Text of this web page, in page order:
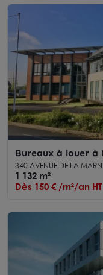
Bureaux à louer à
et accès rapide
340 AVENUE DE LA
1 132 m²
Dès 150 € /m²/an